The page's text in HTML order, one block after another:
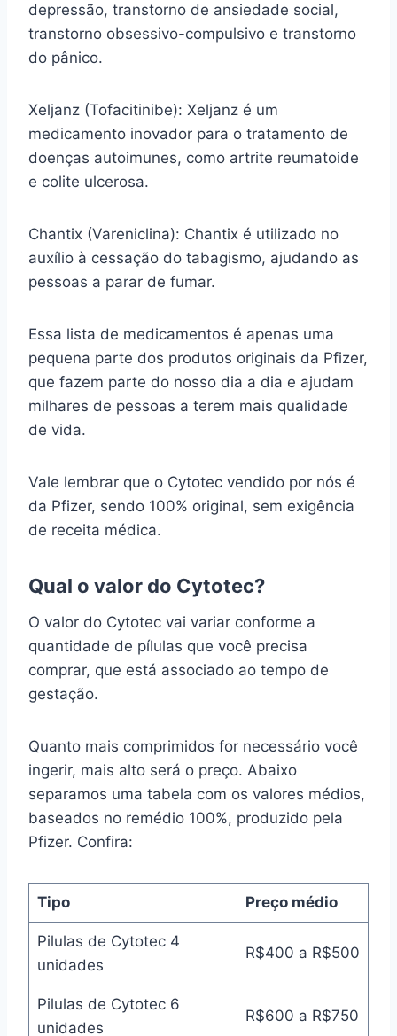
depressão, transtorno de ansiedade social,
transtorno obsessivo-compulsivo e transtorno
do pânico.
Xeljanz (Tofacitinibe): Xeljanz é um
medicamento inovador para o tratamento de
doenças autoimunes, como artrite reumatoide
e colite ulcerosa.
Chantix (Vareniclina): Chantix é utilizado no
auxílio à cessação do tabagismo, ajudando as
pessoas a parar de fumar.
Essa lista de medicamentos é apenas uma
pequena parte dos produtos originais da Pfizer,
que fazem parte do nosso dia a dia e ajudam
milhares de pessoas a terem mais qualidade
de vida.
Vale lembrar que o Cytotec vendido por nós é
da Pfizer, sendo 100% original, sem exigência
de receita médica.
Qual o valor do Cytotec?
O valor do Cytotec vai variar conforme a
quantidade de pílulas que você precisa
comprar, que está associado ao tempo de
gestação.
Quanto mais comprimidos for necessário você
ingerir, mais alto será o preço. Abaixo
separamos uma tabela com os valores médios,
baseados no remédio 100%, produzido pela
Pfizer. Confira:
Tipo Preço médio
Pilulas de Cytotec 4
unidades
R$400 a R$500
Pilulas de Cytotec 6
unidades
R$600 a R$750